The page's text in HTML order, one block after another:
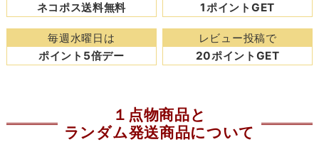
ネコポス送料無料
1ポイントGET
毎週水曜日は
ポイント5倍デー
レビュー投稿で
20ポイントGET
１点物商品と
ランダム発送商品について